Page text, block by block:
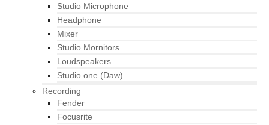
Studio Microphone
Headphone
Mixer
Studio Mornitors
Loudspeakers
Studio one (Daw)
Recording
Fender
Focusrite